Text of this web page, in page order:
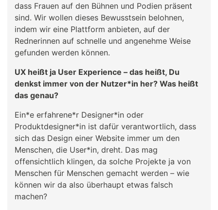
dass Frauen auf den Bühnen und Podien präsent
sind. Wir wollen dieses Bewusstsein belohnen,
indem wir eine Plattform anbieten, auf der
Rednerinnen auf schnelle und angenehme Weise
gefunden werden können.
UX heißt ja User Experience – das heißt, Du
denkst immer von der Nutzer*in her? Was heißt
das genau?
Ein*e erfahrene*r Designer*in oder
Produktdesigner*in ist dafür verantwortlich, dass
sich das Design einer Website immer um den
Menschen, die User*in, dreht. Das mag
offensichtlich klingen, da solche Projekte ja von
Menschen für Menschen gemacht werden – wie
können wir da also überhaupt etwas falsch
machen?